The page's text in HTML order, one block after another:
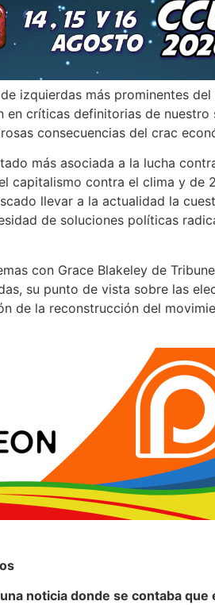
izquierdas más prominentes
en críticas definitorias de nuestro
consecuencias del crac
más asociada a la lucha
capitalismo contra el clima y de
llevar a la actualidad la
de soluciones políticas
con Grace Blakeley de
su punto de vista sobre las
de la reconstrucción del
noticia donde se contaba